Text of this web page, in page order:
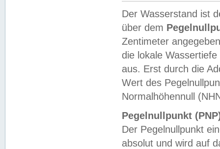
Der Wasserstand ist
über dem
Zentimeter
die lokale
aus. Erst durch die
Wert des
Normalhöhennull
Pegelnullpunkt
Der Pegelnullpunkt
absolut und wird auf